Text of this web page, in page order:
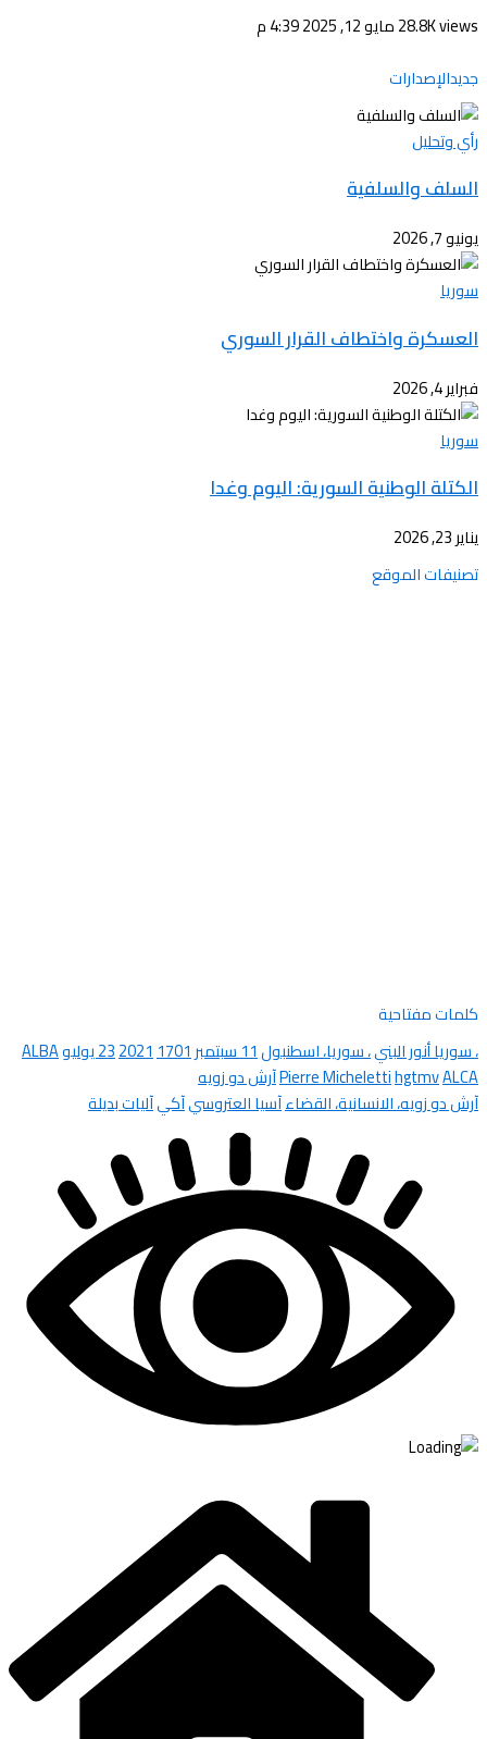
28.8K viewsمايو 12, 2025 4:39 م
جديدالإصدارات
رأي وتحليل
السلف والسلفية
يونيو 7, 2026
سوريا
العسكرة واختطاف القرار السوري
فبراير 4, 2026
سوريا
الكتلة الوطنية السورية: اليوم وغدا
يناير 23, 2026
تصنيفات الموقع
كلمات مفتاحية
، سوريا أنور البني، سوريا، اسطنبول11 سبتمبر 1701
202123 يوليو
ALBA
ALCA
hgtmv
Pierre Michelettiآرش دو زويه
آرش دو زويه، الانسانية، القضاءآسيا العتروسيآكيآليات بديلة